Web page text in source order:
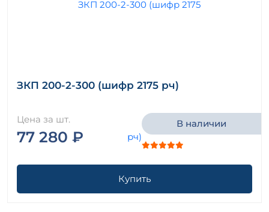
ЗКП 200-2-300 (шифр 2175 рч)
Цена за шт.
77 280 ₽
В наличии
Купить